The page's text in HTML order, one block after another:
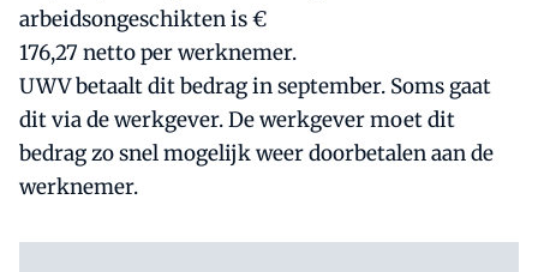
arbeidsongeschikten is €
176,27 netto per werknemer.
UWV betaalt dit bedrag in september. Soms gaat
dit via de werkgever. De werkgever moet dit
bedrag zo snel mogelijk weer doorbetalen aan de
werknemer.